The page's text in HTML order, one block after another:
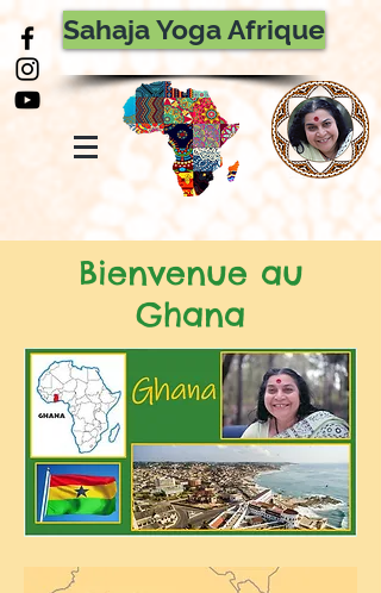
Sahaja Yoga Afrique
Bienvenue au
Ghana